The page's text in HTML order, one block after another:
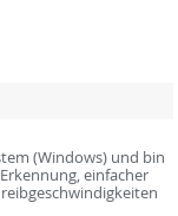
(Windows) und bin
einfacher